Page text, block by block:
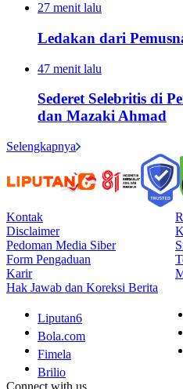
27 menit lalu
Ledakan dari
47 menit lalu
Sederet Selebritis di
dan Mazaki Ahmad
Selengkapnya
Kontak
Disclaimer
Pedoman Media Siber
Form Pengaduan
Karir
Hak Jawab dan Koreksi Berita
Liputan6
Bola.com
Fimela
Brilio